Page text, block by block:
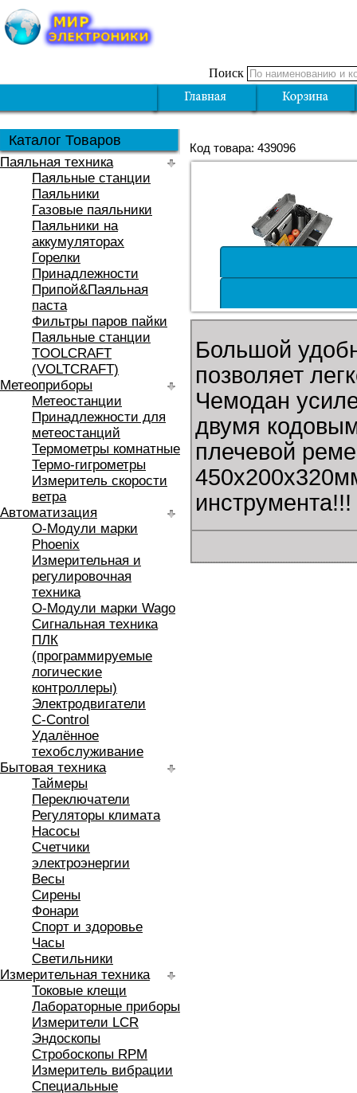
Поиск
Каталог Товаров
Паяльная техника
Паяльные станции
Паяльники
Газовые паяльники
Паяльники на
аккумуляторах
Горелки
Принадлежности
Припой&Паяльная
паста
Фильтры паров пайки
Паяльные станции
TOOLCRAFT
(VOLTCRAFT)
Метеоприборы
Метеостанции
Принадлежности для
метеостанций
Термометры комнатные
Термо-гигрометры
Измеритель скорости
ветра
Автоматизация
O-Модули марки
Phoenix
Измерительная и
регулировочная
техника
O-Модули марки Wago
Сигнальная техника
ПЛК
(программируемые
логические
контроллеры)
Электродвигатели
C-Control
Удалённое
техобслуживание
Бытовая техника
Таймеры
Переключатели
Регуляторы климата
Насосы
Счетчики
электроэнергии
Весы
Сирены
Фонари
Спорт и здоровье
Часы
Светильники
Измерительная техника
Токовые клещи
Лабораторные приборы
Измерители LCR
Эндоскопы
Стробоскопы RPM
Измеритель вибрации
Специальные
Код товара: 439096
Большой
позволяет
Чемодан
двумя
плечевой
инструмента!!!